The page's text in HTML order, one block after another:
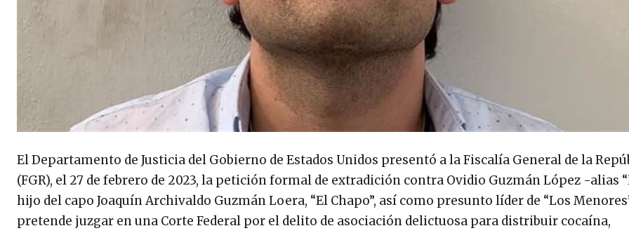
El Departamento de Justicia del Gobierno de Estados Unidos presentó a la Fiscalía General de la
(FGR), el 27 de febrero de 2023, la petición formal de extradición contra Ovidio Guzmán López -alias
hijo del capo Joaquín Archivaldo Guzmán Loera, “El Chapo”, así como presunto líder de “Los
pretende juzgar en una Corte Federal por el delito de asociación delictuosa para distribuir cocaína,